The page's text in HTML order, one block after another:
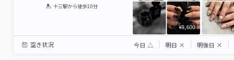
1 2 3 4 5
十三駅から徒歩10分
¥8,600
空き状況 今日 △ 明日 × 明後日 ×